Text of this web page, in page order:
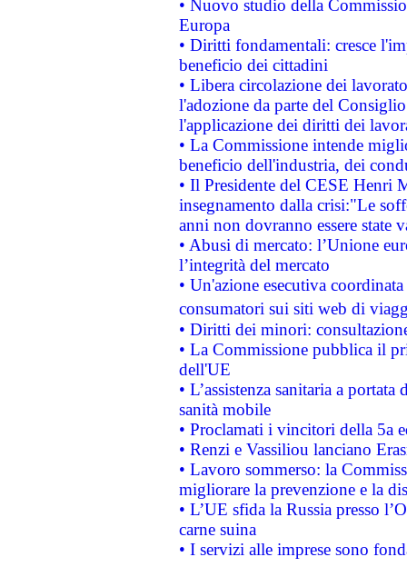
• Nuovo studio della
Europa
• Diritti fondamentali: cresce
beneficio dei cittadini
• Libera circolazione dei
l'adozione da parte del
l'applicazione dei diritti dei
• La Commissione intende
beneficio dell'industria, dei
• Il Presidente del CESE Henri
insegnamento dalla crisi:"Le
anni non dovranno essere state
• Abusi di mercato: l’Unione
l’integrità del mercato
• Un'azione esecutiva
consumatori sui siti web di
• Diritti dei minori:
• La Commissione pubblica il
dell'UE
• L’assistenza sanitaria a
sanità mobile
• Proclamati i vincitori della 5a
• Renzi e Vassiliou lanciano
• Lavoro sommerso: la
migliorare la prevenzione e la
• L’UE sfida la Russia presso
carne suina
• I servizi alle imprese sono